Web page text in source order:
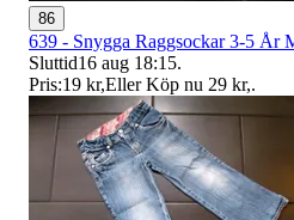
86
639 - Snygga Raggsockar 3-5 År
Sluttid16 aug 18:15.
Pris:19 kr,Eller Köp nu 29 kr,.